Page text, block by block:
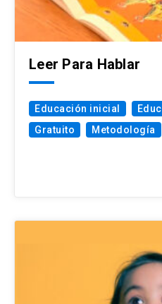
Leer Para Hablar
Educación inicial
Gratuito
Metodología